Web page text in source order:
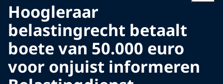
Hoogleraar
belastingrecht betaalt
boete van 50.000 euro
voor onjuist informeren